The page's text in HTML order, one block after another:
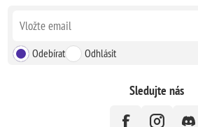
Odebírat Odhlásit
Sledujte nás